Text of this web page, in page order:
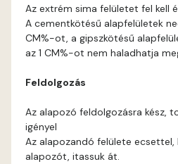
Brick
Az extrém sima felületet fel kell
A cementkötésű alapfelületek
CM%-ot, a gipszkötésű
az 1 CM%-ot nem haladhatja
Feldolgozás
Az alapozó feldolgozásra kész,
igényel
Az alapozandó felülete ecsettel,
alapozót, itassuk át.